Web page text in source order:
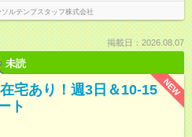
ソルテンプスタッフ株式会社
掲載日：2026.08.07
未読
NEW
宅あり！週3日＆10-15
ト